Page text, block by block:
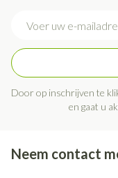
Door op inschrijven te
en gaat u
Neem contact